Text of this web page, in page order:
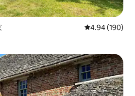
レビュー190
4.94 (190)
スです。